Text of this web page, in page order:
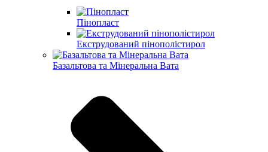
Пінопласт
Екструдований пінополістирол
Базальтова та Мінеральна Вата